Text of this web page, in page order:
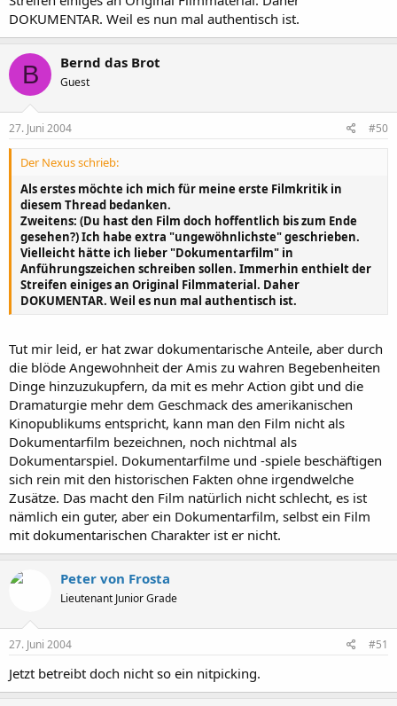
DOKUMENTAR. Weil es nun mal authentisch ist.
B Bernd das Brot
Guest
27. Juni 2004 #50
Der Nexus schrieb:
Als erstes möchte ich mich für meine erste Filmkritik in
diesem Thread bedanken.
Zweitens: (Du hast den Film doch hoffentlich bis zum Ende
gesehen?) Ich habe extra "ungewöhnlichste" geschrieben.
Vielleicht hätte ich lieber "Dokumentarfilm" in
Anführungszeichen schreiben sollen. Immerhin enthielt der
Streifen einiges an Original Filmmaterial. Daher
DOKUMENTAR. Weil es nun mal authentisch ist.
Tut mir leid, er hat zwar dokumentarische Anteile, aber durch
die blöde Angewohnheit der Amis zu wahren Begebenheiten
Dinge hinzuzukupfern, da mit es mehr Action gibt und die
Dramaturgie mehr dem Geschmack des amerikanischen
Kinopublikums entspricht, kann man den Film nicht als
Dokumentarfilm bezeichnen, noch nichtmal als
Dokumentarspiel. Dokumentarfilme und -spiele beschäftigen
sich rein mit den historischen Fakten ohne irgendwelche
Zusätze. Das macht den Film natürlich nicht schlecht, es ist
nämlich ein guter, aber ein Dokumentarfilm, selbst ein Film
mit dokumentarischen Charakter ist er nicht.
Peter von Frosta
Lieutenant Junior Grade
27. Juni 2004 #51
Jetzt betreibt doch nicht so ein nitpicking.